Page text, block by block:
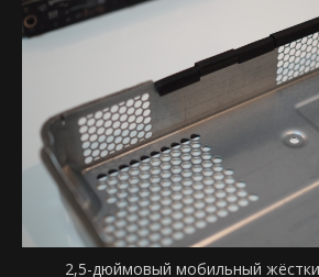
2,5-дюймовый мобильный